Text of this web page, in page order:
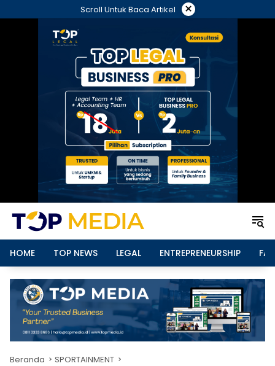
ke
Scroll Untuk Baca Artikel ×
HOME TOP NEWS LEGAL ENTREPRENEURSHIP
Beranda SPORTAINMENT